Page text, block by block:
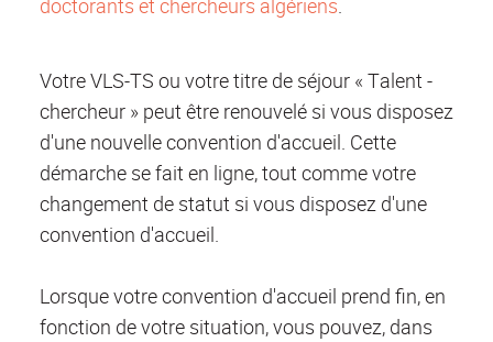
Votre VLS-TS ou votre titre de séjour « Talent -
chercheur » peut être renouvelé si vous disposez
d'une nouvelle convention d'accueil. Cette
démarche se fait en ligne, tout comme votre
changement de statut si vous disposez d'une
convention d'accueil.
Lorsque votre convention d'accueil prend fin, en
fonction de votre situation, vous pouvez, dans